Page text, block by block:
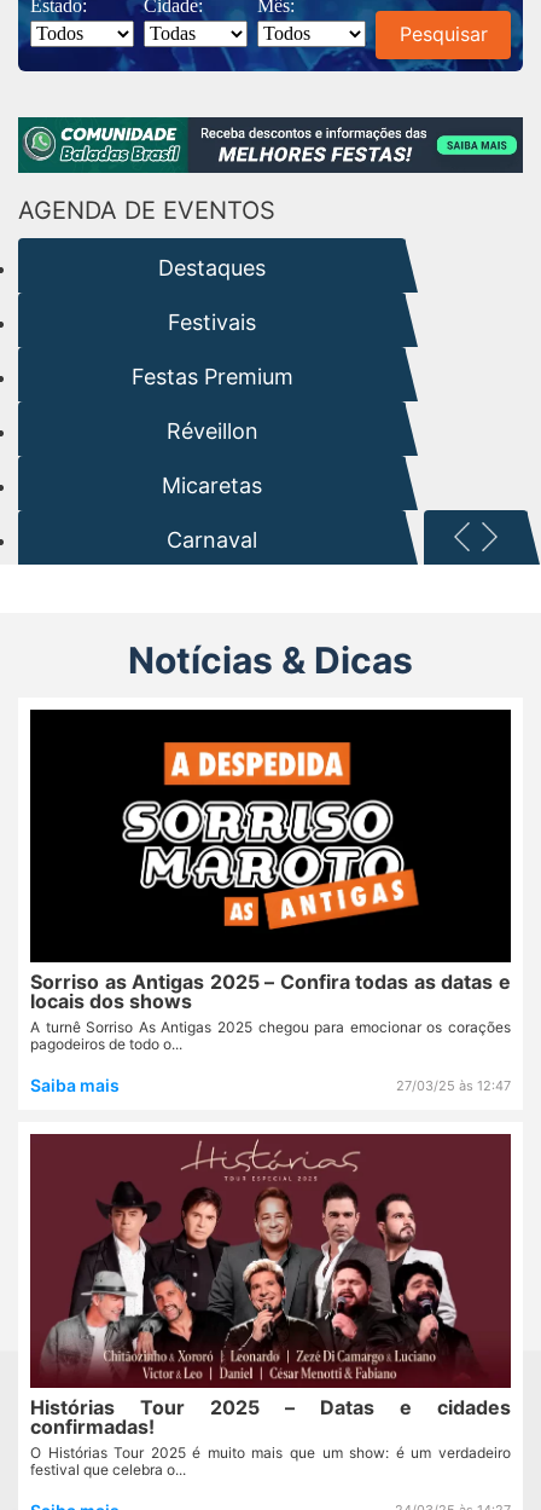
Estado: Cidade: Mês:
Pesquisar
AGENDA DE EVENTOS
Destaques
Festivais
Festas Premium
Réveillon
Micaretas
Carnaval
Notícias & Dicas
Sorriso as Antigas 2025 – Confira todas as datas e
locais dos shows
A turnê Sorriso As Antigas 2025 chegou para emocionar os corações
pagodeiros de todo o...
Saiba mais 27/03/25 às 12:47
Histórias Tour 2025 – Datas e cidades
confirmadas!
O Histórias Tour 2025 é muito mais que um show: é um verdadeiro
festival que celebra o...